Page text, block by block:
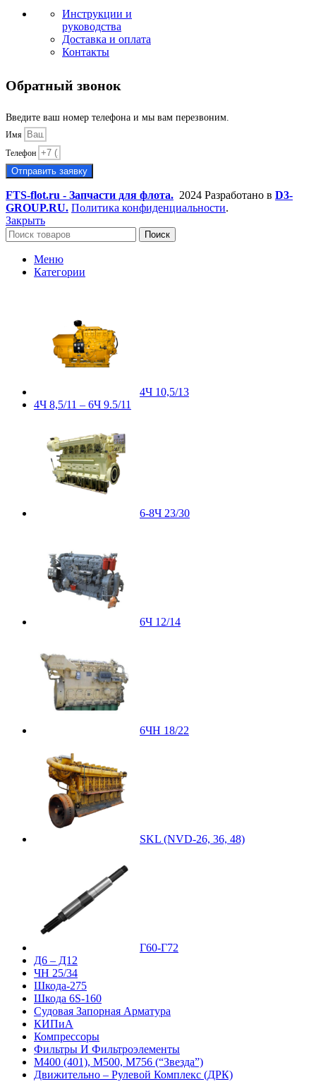
Инструкции и
руководства
Доставка и оплата
Контакты
Обратный звонок
Введите ваш номер телефона и мы вам перезвоним.
Имя
Телефон
Отправить заявку
FTS-flot.ru - Запчасти для флота. 2024 Разработано в D3-
GROUP.RU. Политика конфиденциальности.
Закрыть
Поиск
Меню
Категории
4Ч 10,5/13
4Ч 8,5/11 – 6Ч 9.5/11
6-8Ч 23/30
6Ч 12/14
6ЧН 18/22
SKL (NVD-26, 36, 48)
Г60-Г72
Д6 – Д12
ЧН 25/34
Шкода-275
Шкода 6S-160
Судовая Запорная Арматура
КИПиА
Компрессоры
Фильтры И Фильтроэлементы
М400 (401), М500, М756 (“Звезда”)
Движительно – Рулевой Комплекс (ДРК)